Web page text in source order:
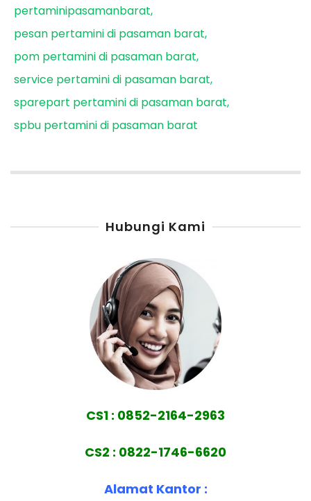
pertaminipasamanbarat
pesan pertamini di pasaman barat
pom pertamini di pasaman barat
service pertamini di pasaman barat
sparepart pertamini di pasaman barat
spbu pertamini di pasaman barat
Hubungi Kami
CS1 : 0852-2164-2963
CS2 : 0822-1746-6620
Alamat Kantor :